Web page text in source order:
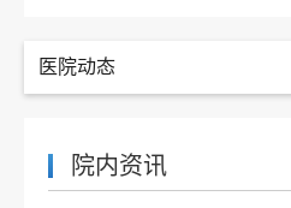
医院动态
院内资讯